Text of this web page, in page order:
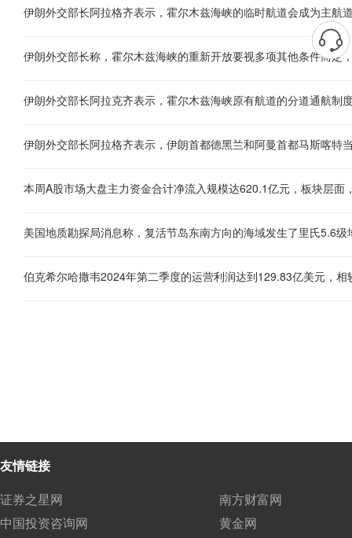
美国地质勘探局消息称，复活节岛东南方向的海域发生了里氏5.6级
友情链接
证券之星网
南方财富网
中国投资咨询网
黄金网